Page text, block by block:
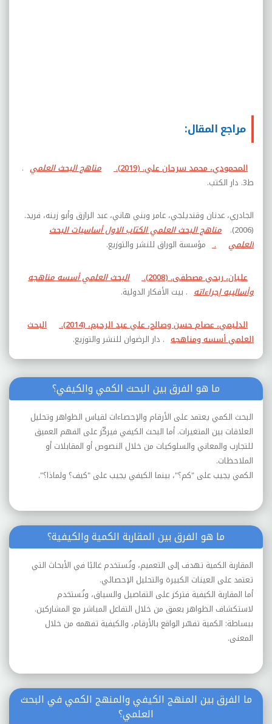
مراجع المقال:
المحمودي، محمد سرحان علي. (2019). مناهج البحث العلمي .
ط3. دار الكتب.
الجادري، عدنان وقنديلجي، عامر وبني هاني، عبد الرازق وأبو زينه، فريد.
(2006).
مناهج البحث العلمي الكتاب الاول أساسيات البحث
العلمي
. مؤسسة الوراق للنشر والتوزيع.
عليان، ربحي مصطفى. (2008).
البحث العلمي أسسه مناهجه
وأساليبه إجراءاته . بيت الأفكار الدولية.
الدليمي، عصام حسن وصالح، علي عبد الرحيم، (2014).
البحث
العلمي أسسه ومناهجه . دار الرضوان للنشر والتوزيع.
ما هو الفرق بين البحث الكمي والكيفي؟
البحث الكمي يعتمد على الأرقام والإحصاءات لقياس الظواهر وتحليل
العلاقات بين المتغيرات. أما البحث الكيفي فيركّز على الفهم العميق
للتجارب والمعاني والسلوكيات من خلال النصوص أو المقابلات أو
الملاحظات.
الكمي يجيب على "كم؟"، بينما الكيفي يجيب على "كيف؟ ولماذا؟".
ما هو الفرق بين المقاربة الكمية والكيفية؟
المقاربة الكمية تهدف إلى التعميم، وتُستخدم غالبًا في الأبحاث التي
تعتمد على العينات الكبيرة والتحليل الإحصائي.
أما المقاربة الكيفية فتركز على التفاصيل والسياق، وتُستخدم
لاستكشاف الظواهر بعمق من خلال التفاعل المباشر مع المشاركين.
ببساطة: الكمية تفسّر الواقع بالأرقام، والكيفية تفهمه من خلال
المعنى.
ما الفرق بين المنهج الكيفي والمنهج الكمي في البحث
العلمي؟